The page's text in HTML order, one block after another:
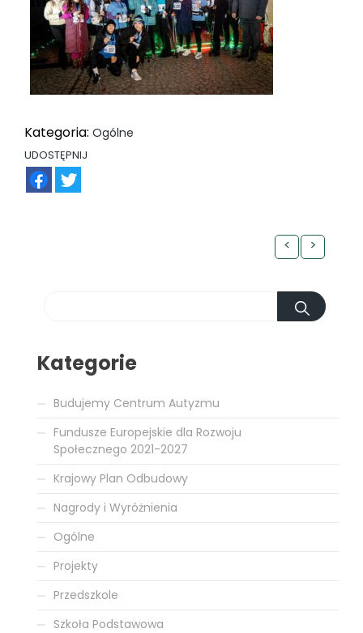
Kategoria: Ogólne
UDOSTĘPNIJ
< >
Kategorie
Budujemy Centrum Autyzmu
Fundusze Europejskie dla Rozwoju
Społecznego 2021-2027
Krajowy Plan Odbudowy
Nagrody i Wyróżnienia
Ogólne
Projekty
Przedszkole
Szkoła Podstawowa